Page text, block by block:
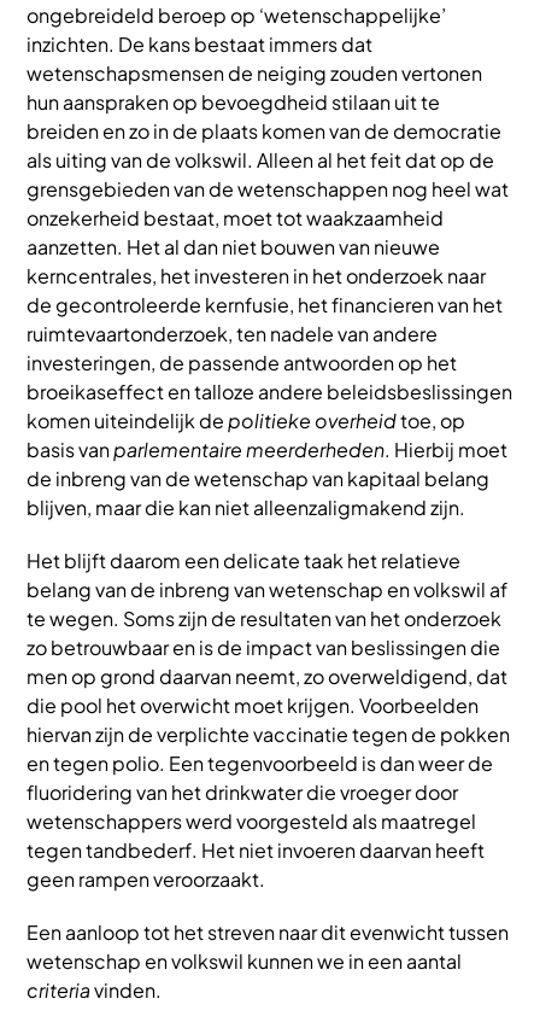
ongebreideld beroep op ‘wetenschappelijke’
inzichten. De kans bestaat immers dat
wetenschapsmensen de neiging zouden vertonen
hun aanspraken op bevoegdheid stilaan uit te
breiden en zo in de plaats komen van de democratie
als uiting van de volkswil. Alleen al het feit dat op de
grensgebieden van de wetenschappen nog heel wat
onzekerheid bestaat, moet tot waakzaamheid
aanzetten. Het al dan niet bouwen van nieuwe
kerncentrales, het investeren in het onderzoek naar
de gecontroleerde kernfusie, het financieren van het
ruimtevaartonderzoek, ten nadele van andere
investeringen, de passende antwoorden op het
broeikaseffect en talloze andere beleidsbeslissingen
komen uiteindelijk depolitieke overheidtoe, op
basis vanparlementaire meerderheden. Hierbij moet
de inbreng van de wetenschap van kapitaal belang
blijven, maar die kan niet alleenzaligmakend zijn.
Het blijft daarom een delicate taak het relatieve
belang van de inbreng van wetenschap en volkswil af
te wegen. Soms zijn de resultaten van het onderzoek
zo betrouwbaar en is de impact van beslissingen die
men op grond daarvan neemt, zo overweldigend, dat
die pool het overwicht moet krijgen. Voorbeelden
hiervan zijn de verplichte vaccinatie tegen de pokken
en tegen polio. Een tegenvoorbeeld is dan weer de
fluoridering van het drinkwater die vroeger door
wetenschappers werd voorgesteld als maatregel
tegen tandbederf. Het niet invoeren daarvan heeft
geen rampen veroorzaakt.
Een aanloop tot het streven naar dit evenwicht tussen
wetenschap en volkswil kunnen we in een aantal
criteriavinden.